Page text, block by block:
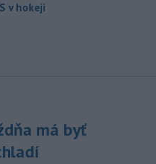
v hokeji
má byť